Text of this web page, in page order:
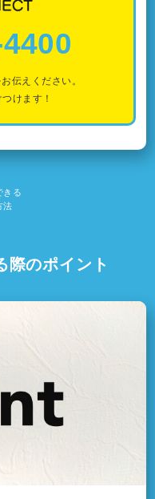
伝えください。
けます！
きる
法
際のポイント